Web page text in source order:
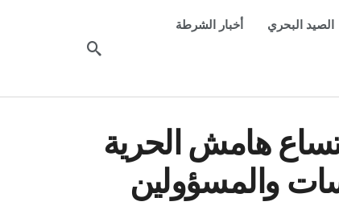
الصيد البحري أخبار الشرطة
هامش الحرية
والمسؤولين